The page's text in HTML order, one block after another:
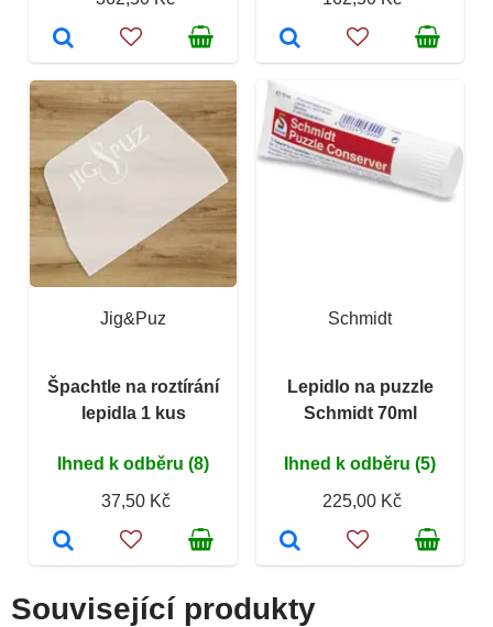
Jig&Puz
Špachtle na roztírání
lepidla 1 kus
Ihned k odběru (8)
37,50 Kč
Schmidt
Lepidlo na puzzle
Schmidt 70ml
Ihned k odběru (5)
225,00 Kč
Související produkty